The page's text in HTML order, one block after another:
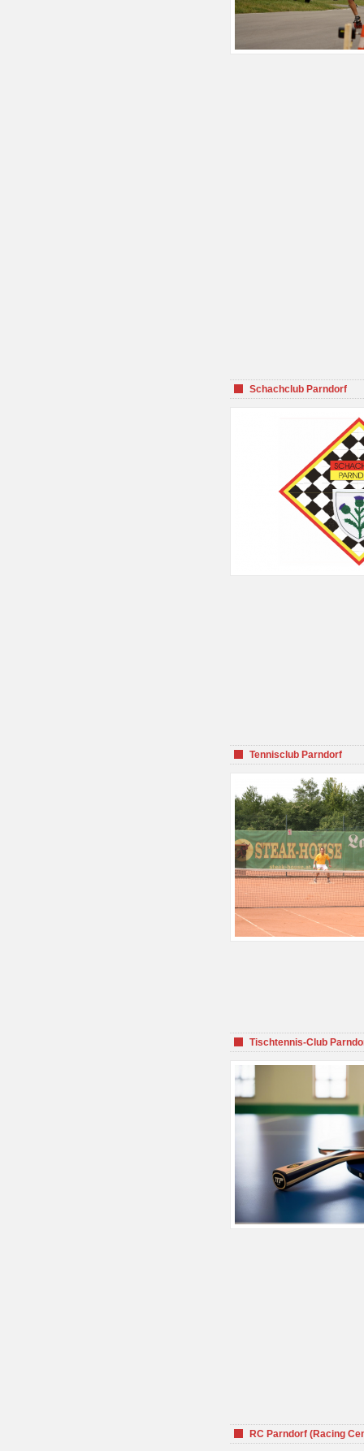
Schachclub Parndorf
Tennisclub Parndorf
Tischtennis-Club
RC Parndorf (Racing